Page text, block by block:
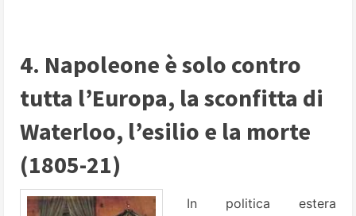
4. Napoleone è solo contro
tutta l’Europa, la sconfitta di
Waterloo, l’esilio e la morte
(1805-21)
In politica estera